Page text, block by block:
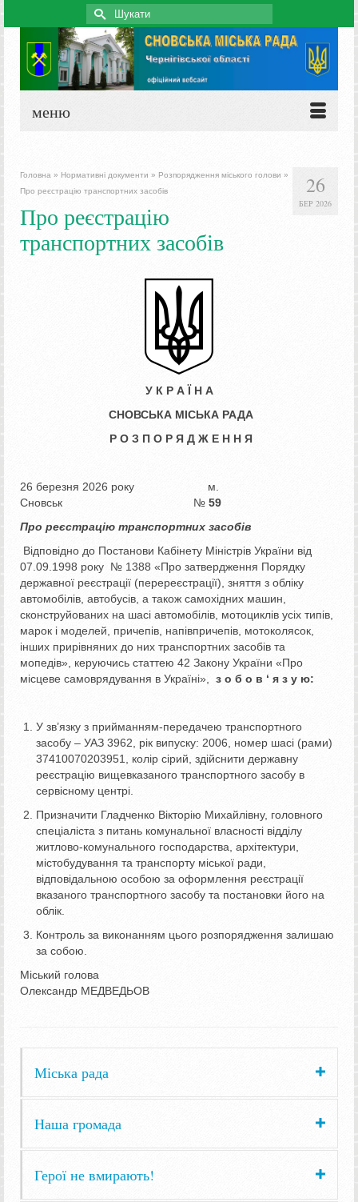
Search
for:
меню
26
БЕР 2026
Головна » Нормативні документи » Розпорядження міського голови »
Про реєстрацію транспортних засобів
Про реєстрацію
транспортних засобів
У К Р А Ї Н А
СНОВСЬКА МІСЬКА РАДА
Р О З П О Р Я Д Ж Е Н Н Я
26 березня 2026 року м.
Сновськ № 59
Про реєстрацію транспортних засобів
Відповідно до Постанови Кабінету Міністрів України від
07.09.1998 року № 1388 «Про затвердження Порядку
державної реєстрації (перереєстрації), зняття з обліку
автомобілів, автобусів, а також самохідних машин,
сконструйованих на шасі автомобілів, мотоциклів усіх типів,
марок і моделей, причепів, напівпричепів, мотоколясок,
інших прирівняних до них транспортних засобів та
мопедів», керуючись статтею 42 Закону України «Про
місцеве самоврядування в Україні», з о б о в ‘ я з у ю:
У зв’язку з прийманням-передачею транспортного
засобу – УАЗ 3962, рік випуску: 2006, номер шасі (рами)
37410070203951, колір сірий, здійснити державну
реєстрацію вищевказаного транспортного засобу в
сервісному центрі.
Призначити Гладченко Вікторію Михайлівну, головного
спеціаліста з питань комунальної власності відділу
житлово-комунального господарства, архітектури,
містобудування та транспорту міської ради,
відповідальною особою за оформлення реєстрації
вказаного транспортного засобу та постановки його на
облік.
Контроль за виконанням цього розпорядження залишаю
за собою.
Міський голова
Олександр МЕДВЕДЬОВ
Міська рада
Наша громада
Герої не вмирають!